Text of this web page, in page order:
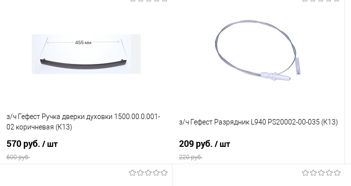
Купить в 1 клик
Сравнение
В избранное
В наличии
Купить в 1 клик
Сравнение
В избранное
В наличии
з/ч Гефест Ручка дверки духовки 1500.00.0.001-
02 коричневая (К13)
570 руб. / шт
600 руб.
з/ч Гефест Разрядник L940 PS20002-00-035 (К13)
209 руб. / шт
220 руб.